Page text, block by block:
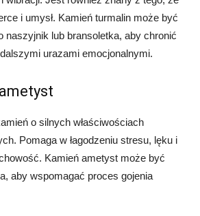
i umysł. Kamień turmalin może być
naszyjnik lub bransoletka, aby chronić
urazami emocjonalnymi.
o silnych właściwościach
Pomaga w łagodzeniu stresu, lęku i
Kamień ametyst może być
aby wspomagać proces gojenia